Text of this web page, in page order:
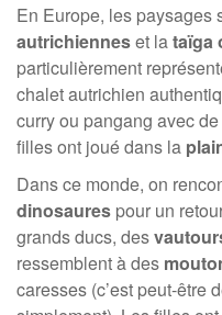
En Europe, les paysages
autrichienneset lataïga
particulièrement
chalet autrichien
curry ou pangang avec
filles ont joué dans la
Dans ce monde, on
dinosaures pour un
grands ducs, des
ressemblent à des
caresses (c’est peut-être